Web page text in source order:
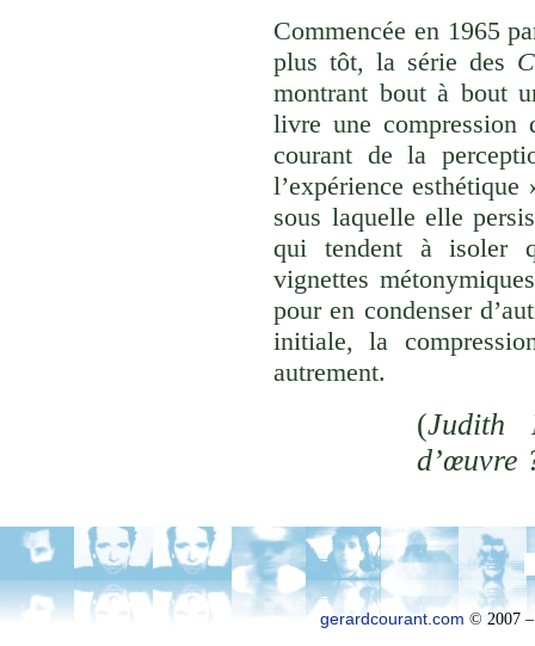
Commencée en 1965
plus tôt, la série des
montrant bout à bout
livre une compression
courant de la
l’expérience
sous laquelle elle
qui tendent à isoler
vignettes
pour en condenser
initiale, la
autrement.
(Judith
d’œuvre
gerardcourant.com © 2007